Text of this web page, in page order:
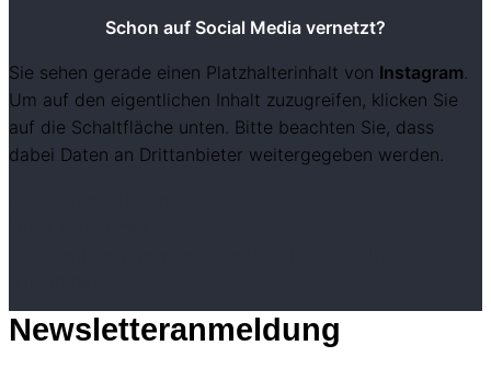
Schon auf Social Media vernetzt?
Sie sehen gerade einen Platzhalterinhalt von Instagram.
Um auf den eigentlichen Inhalt zuzugreifen, klicken Sie
auf die Schaltfläche unten. Bitte beachten Sie, dass
dabei Daten an Drittanbieter weitergegeben werden.
Newsletteranmeldung